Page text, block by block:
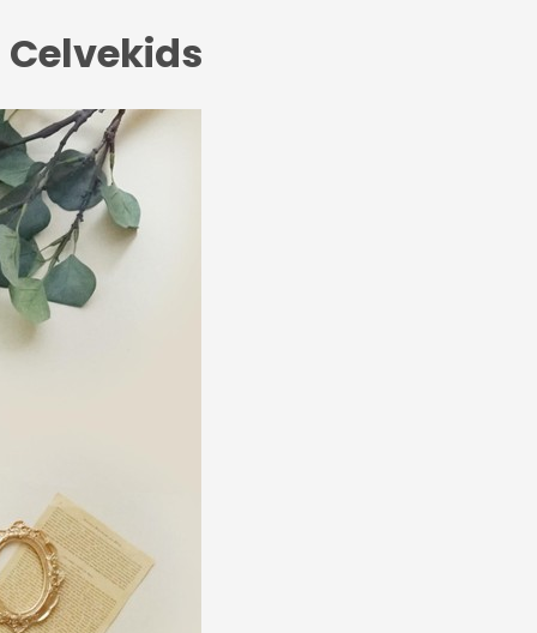
Celvekids